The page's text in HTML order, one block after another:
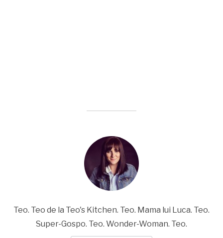
Teo. Teo de la Teo's Kitchen. Teo. Mama lui Luca. Teo.
Super-Gospo. Teo. Wonder-Woman. Teo.